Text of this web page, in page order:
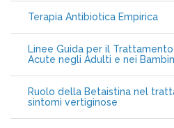
Terapia Antibiotica Empirica
Linee Guida per il
Acute negli Adulti e nei
Ruolo della Betaistina nel
sintomi vertiginose